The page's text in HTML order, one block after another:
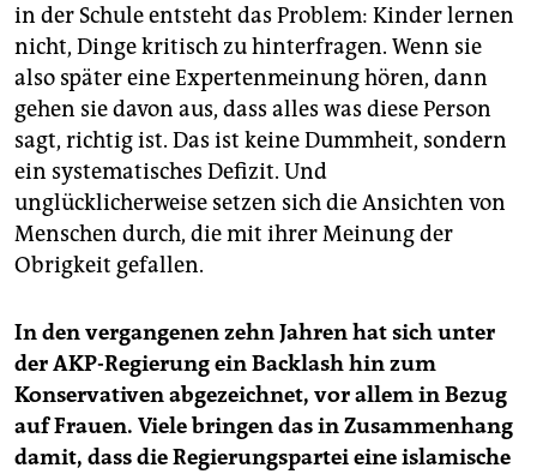
in der Schule entsteht das Problem: Kinder lernen
nicht, Dinge kritisch zu hinterfragen. Wenn sie
also später eine Expertenmeinung hören, dann
gehen sie davon aus, dass alles was diese Person
sagt, richtig ist. Das ist keine Dummheit, sondern
ein systematisches Defizit. Und
unglücklicherweise setzen sich die Ansichten von
Menschen durch, die mit ihrer Meinung der
Obrigkeit gefallen.
In den vergangenen zehn Jahren hat sich unter
der AKP-Regierung ein Backlash hin zum
Konservativen abgezeichnet, vor allem in Bezug
auf Frauen. Viele bringen das in Zusammenhang
damit, dass die Regierungspartei eine islamische